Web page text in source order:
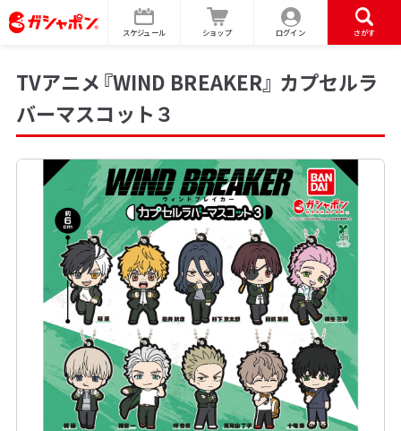
スケジュール ショップ ログイン さがす
TVアニメ『WIND BREAKER』 カプセルラ
バーマスコット３